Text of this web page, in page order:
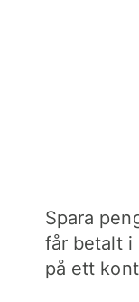
Spara
får betalt i
på ett